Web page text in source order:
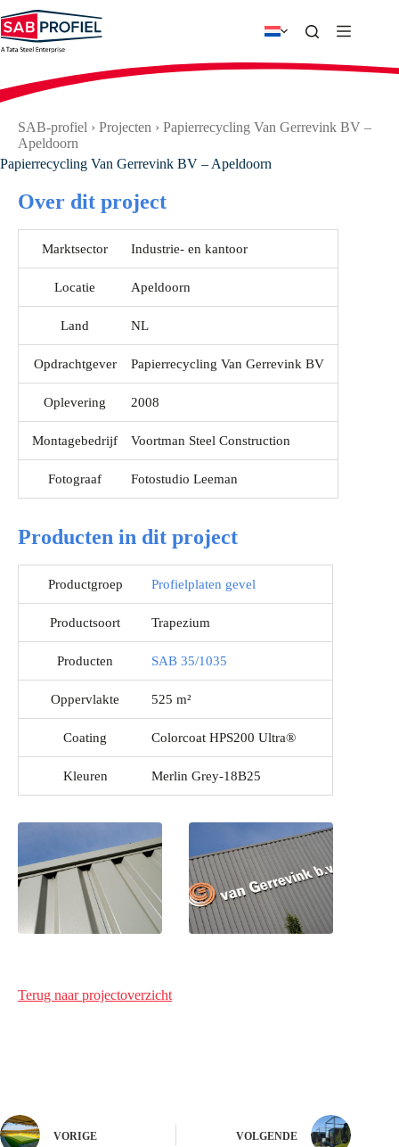
naar
de
inhoud
SAB-profiel › Projecten › Papierrecycling Van Gerrevink BV –
Apeldoorn
Papierrecycling Van Gerrevink BV – Apeldoorn
Over dit project
Marktsector Industrie- en kantoor
Locatie Apeldoorn
Land NL
Opdrachtgever Papierrecycling Van Gerrevink BV
Oplevering 2008
Montagebedrijf Voortman Steel Construction
Fotograaf Fotostudio Leeman
Producten in dit project
Productgroep Profielplaten gevel
Productsoort Trapezium
Producten SAB 35/1035
Oppervlakte 525 m²
Coating Colorcoat HPS200 Ultra®
Kleuren Merlin Grey-18B25
Terug naar projectoverzicht
VORIGE VOLGENDE